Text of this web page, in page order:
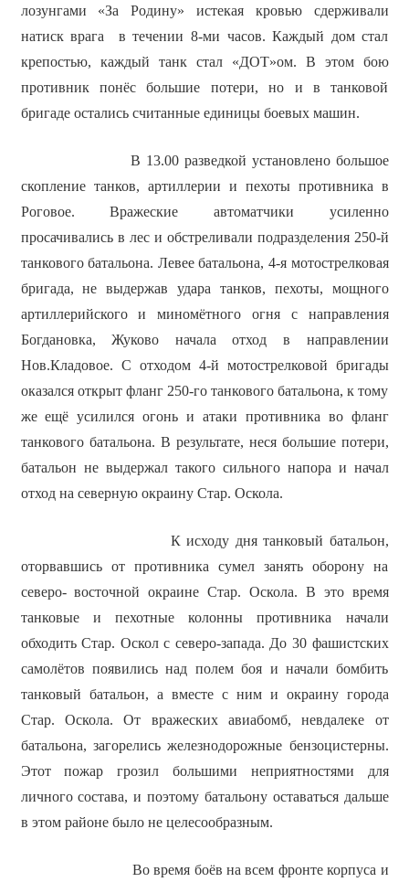
лозунгами «За Родину» истекая кровью сдерживали
натиск врага в течении 8-ми часов. Каждый дом стал
крепостью, каждый танк стал «ДОТ»ом. В этом бою
противник понёс большие потери, но и в танковой
бригаде остались считанные единицы боевых машин.
В 13.00 разведкой установлено большое
скопление танков, артиллерии и пехоты противника в
Роговое. Вражеские автоматчики усиленно
просачивались в лес и обстреливали подразделения 250-й
танкового батальона. Левее батальона, 4-я мотострелковая
бригада, не выдержав удара танков, пехоты, мощного
артиллерийского и миномётного огня с направления
Богдановка, Жуково начала отход в направлении
Нов.Кладовое. С отходом 4-й мотострелковой бригады
оказался открыт фланг 250-го танкового батальона, к тому
же ещё усилился огонь и атаки противника во фланг
танкового батальона. В результате, неся большие потери,
батальон не выдержал такого сильного напора и начал
отход на северную окраину Стар. Оскола.
К исходу дня танковый батальон,
оторвавшись от противника сумел занять оборону на
северо- восточной окраине Стар. Оскола. В это время
танковые и пехотные колонны противника начали
обходить Стар. Оскол с северо-запада. До 30 фашистских
самолётов появились над полем боя и начали бомбить
танковый батальон, а вместе с ним и окраину города
Стар. Оскола. От вражеских авиабомб, невдалеке от
батальона, загорелись железнодорожные бензоцистерны.
Этот пожар грозил большими неприятностями для
личного состава, и поэтому батальону оставаться дальше
в этом районе было не целесообразным.
Во время боёв на всем фронте корпуса и